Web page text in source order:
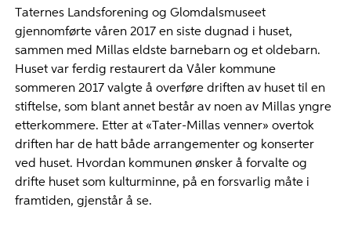
Taternes Landsforening og Glomdalsmuseet
gjennomførte våren 2017 en siste dugnad i huset,
sammen med Millas eldste barnebarn og et oldebarn.
Huset var ferdig restaurert da Våler kommune
sommeren 2017 valgte å overføre driften av huset til en
stiftelse, som blant annet består av noen av Millas yngre
etterkommere. Etter at «Tater-Millas venner» overtok
driften har de hatt både arrangementer og konserter
ved huset. Hvordan kommunen ønsker å forvalte og
drifte huset som kulturminne, på en forsvarlig måte i
framtiden, gjenstår å se.